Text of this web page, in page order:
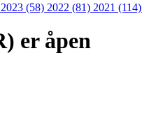
2023 (58) 2022 (81) 2021 (114)
er åpen